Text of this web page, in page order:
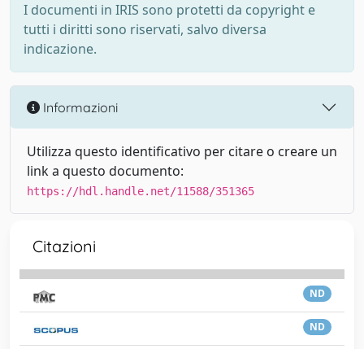
I documenti in IRIS sono protetti da copyright e
tutti i diritti sono riservati, salvo diversa
indicazione.
Informazioni
Utilizza questo identificativo per citare o creare un
link a questo documento:
https://hdl.handle.net/11588/351365
Citazioni
ND
ND